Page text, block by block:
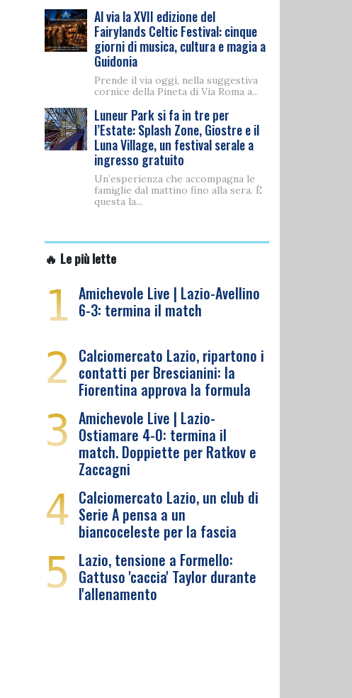
Al via la XVII edizione del
Fairylands Celtic Festival: cinque
giorni di musica, cultura e magia a
Guidonia
Prende il via oggi, nella suggestiva
cornice della Pineta di Via Roma a...
Luneur Park si fa in tre per
l’Estate: Splash Zone, Giostre e il
Luna Village, un festival serale a
ingresso gratuito
Un’esperienza che accompagna le
famiglie dal mattino fino alla sera. È
questa la...
🔥 Le più lette
1 Amichevole Live | Lazio-Avellino
6-3: termina il match
2 Calciomercato Lazio, ripartono i
contatti per Brescianini: la
Fiorentina approva la formula
3 Amichevole Live | Lazio-
Ostiamare 4-0: termina il
match. Doppiette per Ratkov e
Zaccagni
4 Calciomercato Lazio, un club di
Serie A pensa a un
biancoceleste per la fascia
5 Lazio, tensione a Formello:
Gattuso 'caccia' Taylor durante
l'allenamento